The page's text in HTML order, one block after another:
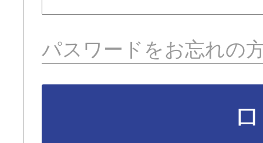
パスワードをお忘れの